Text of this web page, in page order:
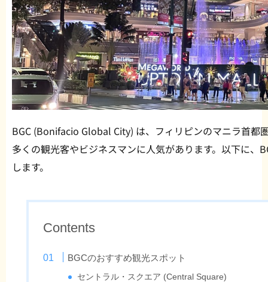
BGC (Bonifacio Global City) は、フィリピンのマニラ首都
多くの観光客やビジネスマンに人気があります。以下に、
します。
Contents
BGCのおすすめ観光スポット
セントラル・スクエア (Central Square)